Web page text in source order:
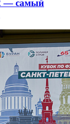
— самый